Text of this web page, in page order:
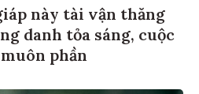
này tài vận thăng
danh tỏa sáng, cuộc
phần